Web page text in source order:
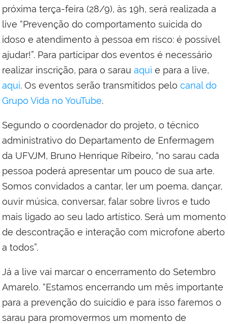
próxima terça-feira (28/9), às 19h, será realizada a
live “Prevenção do comportamento suicida do
idoso e atendimento à pessoa em risco: é possível
ajudar!”. Para participar dos eventos é necessário
realizar inscrição, para o sarau aqui e para a live,
aqui. Os eventos serão transmitidos pelo canal do
Grupo Vida no YouTube.
Segundo o coordenador do projeto, o técnico
administrativo do Departamento de Enfermagem
da UFVJM, Bruno Henrique Ribeiro, “no sarau cada
pessoa poderá apresentar um pouco de sua arte.
Somos convidados a cantar, ler um poema, dançar,
ouvir música, conversar, falar sobre livros e tudo
mais ligado ao seu lado artístico. Será um momento
de descontração e interação com microfone aberto
a todos”.
Já a live vai marcar o encerramento do Setembro
Amarelo. “Estamos encerrando um mês importante
para a prevenção do suicídio e para isso faremos o
sarau para promovermos um momento de